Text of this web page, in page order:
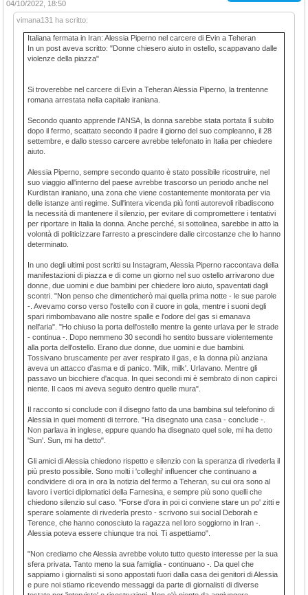
04/10/2022, 18:50
vimana131 ha scritto:
Italiana fermata in Iran: Alessia Piperno nel carcere di Evin a Teheran
In un post aveva scritto: "Donne chiesero aiuto in ostello, scappavano dalle
violenze della piazza"
Si troverebbe nel carcere di Evin a Teheran Alessia Piperno, la trentenne
romana arrestata nella capitale iraniana.
Secondo quanto apprende l'ANSA, la donna sarebbe stata portata lì subito
dopo il fermo, scattato secondo il padre il giorno del suo compleanno, il 28
settembre, e dallo stesso carcere avrebbe telefonato in Italia per chiedere
aiuto.
Alessia Piperno, sempre secondo quanto è stato possibile ricostruire, nel
suo viaggio all'interno del paese avrebbe trascorso un periodo anche nel
Kurdistan iraniano, una zona che viene costantemente monitorata per via
delle istanze anti regime. Sull'intera vicenda più fonti autorevoli ribadiscono
la necessità di mantenere il silenzio, per evitare di compromettere i tentativi
per riportare in Italia la donna. Anche perché, si sottolinea, sarebbe in atto la
volontà di politicizzare l'arresto a prescindere dalle circostanze che lo hanno
determinato.
In uno degli ultimi post scritti su Instagram, Alessia Piperno raccontava della
manifestazioni di piazza e di come un giorno nel suo ostello arrivarono due
donne, due uomini e due bambini per chiedere loro aiuto, spaventati dagli
scontri. "Non penso che dimenticherò mai quella prima notte - le sue parole
-. Avevamo corso verso l'ostello con il cuore in gola, mentre i suoni degli
spari rimbombavano alle nostre spalle e l'odore del gas si emanava
nell'aria". "Ho chiuso la porta dell'ostello mentre la gente urlava per le strade
- continua -. Dopo nemmeno 30 secondi ho sentito bussare violentemente
alla porta dell'ostello. Erano due donne, due uomini e due bambini.
Tossivano bruscamente per aver respirato il gas, e la donna più anziana
aveva un attacco d'asma e di panico. 'Milk, milk'. Urlavano. Mentre gli
passavo un bicchiere d'acqua. In quei secondi mi è sembrato di non capirci
niente. Il caos mi aveva seguito dentro quelle mura".
Il racconto si conclude con il disegno fatto da una bambina sul telefonino di
Alessia in quei momenti di terrore. "Ha disegnato una casa - conclude -.
Non parlava in inglese, eppure quando ha disegnato quel sole, mi ha detto
'Sun'. Sun, mi ha detto".
Gli amici di Alessia chiedono rispetto e silenzio con la speranza di rivederla il
più presto possibile. Sono molti i 'colleghi' influencer che continuano a
condividere di ora in ora la notizia del fermo a Teheran, su cui ora sono al
lavoro i vertici diplomatici della Farnesina, e sempre più sono quelli che
chiedono silenzio sul caso. "Forse d'ora in poi ci conviene stare un po' zitti e
sperare solamente di rivederla presto - scrivono sui social Deborah e
Terence, che hanno conosciuto la ragazza nel loro soggiorno in Iran -.
Alessia poteva essere chiunque tra noi. Ti aspettiamo".
"Non crediamo che Alessia avrebbe voluto tutto questo interesse per la sua
sfera privata. Tanto meno la sua famiglia - continuano -. Da quel che
sappiamo i giornalisti si sono appostati fuori dalla casa dei genitori di Alessia
e pure noi stiamo ricevendo messaggi da parte di giornalisti di diverse